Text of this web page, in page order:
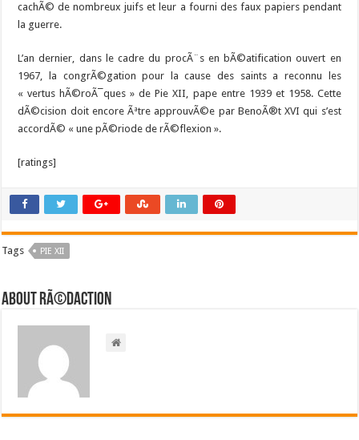
cachÃ© de nombreux juifs et leur a fourni des faux papiers pendant
la guerre.
L’an dernier, dans le cadre du procÃ¨s en bÃ©atification ouvert en
1967, la congrÃ©gation pour la cause des saints a reconnu les
« vertus hÃ©roÃ¯ques » de Pie XII, pape entre 1939 et 1958. Cette
dÃ©cision doit encore Ãªtre approuvÃ©e par BenoÃ®t XVI qui s’est
accordÃ© « une pÃ©riode de rÃ©flexion ».
[ratings]
Tags PIE XII
About RÃ©daction